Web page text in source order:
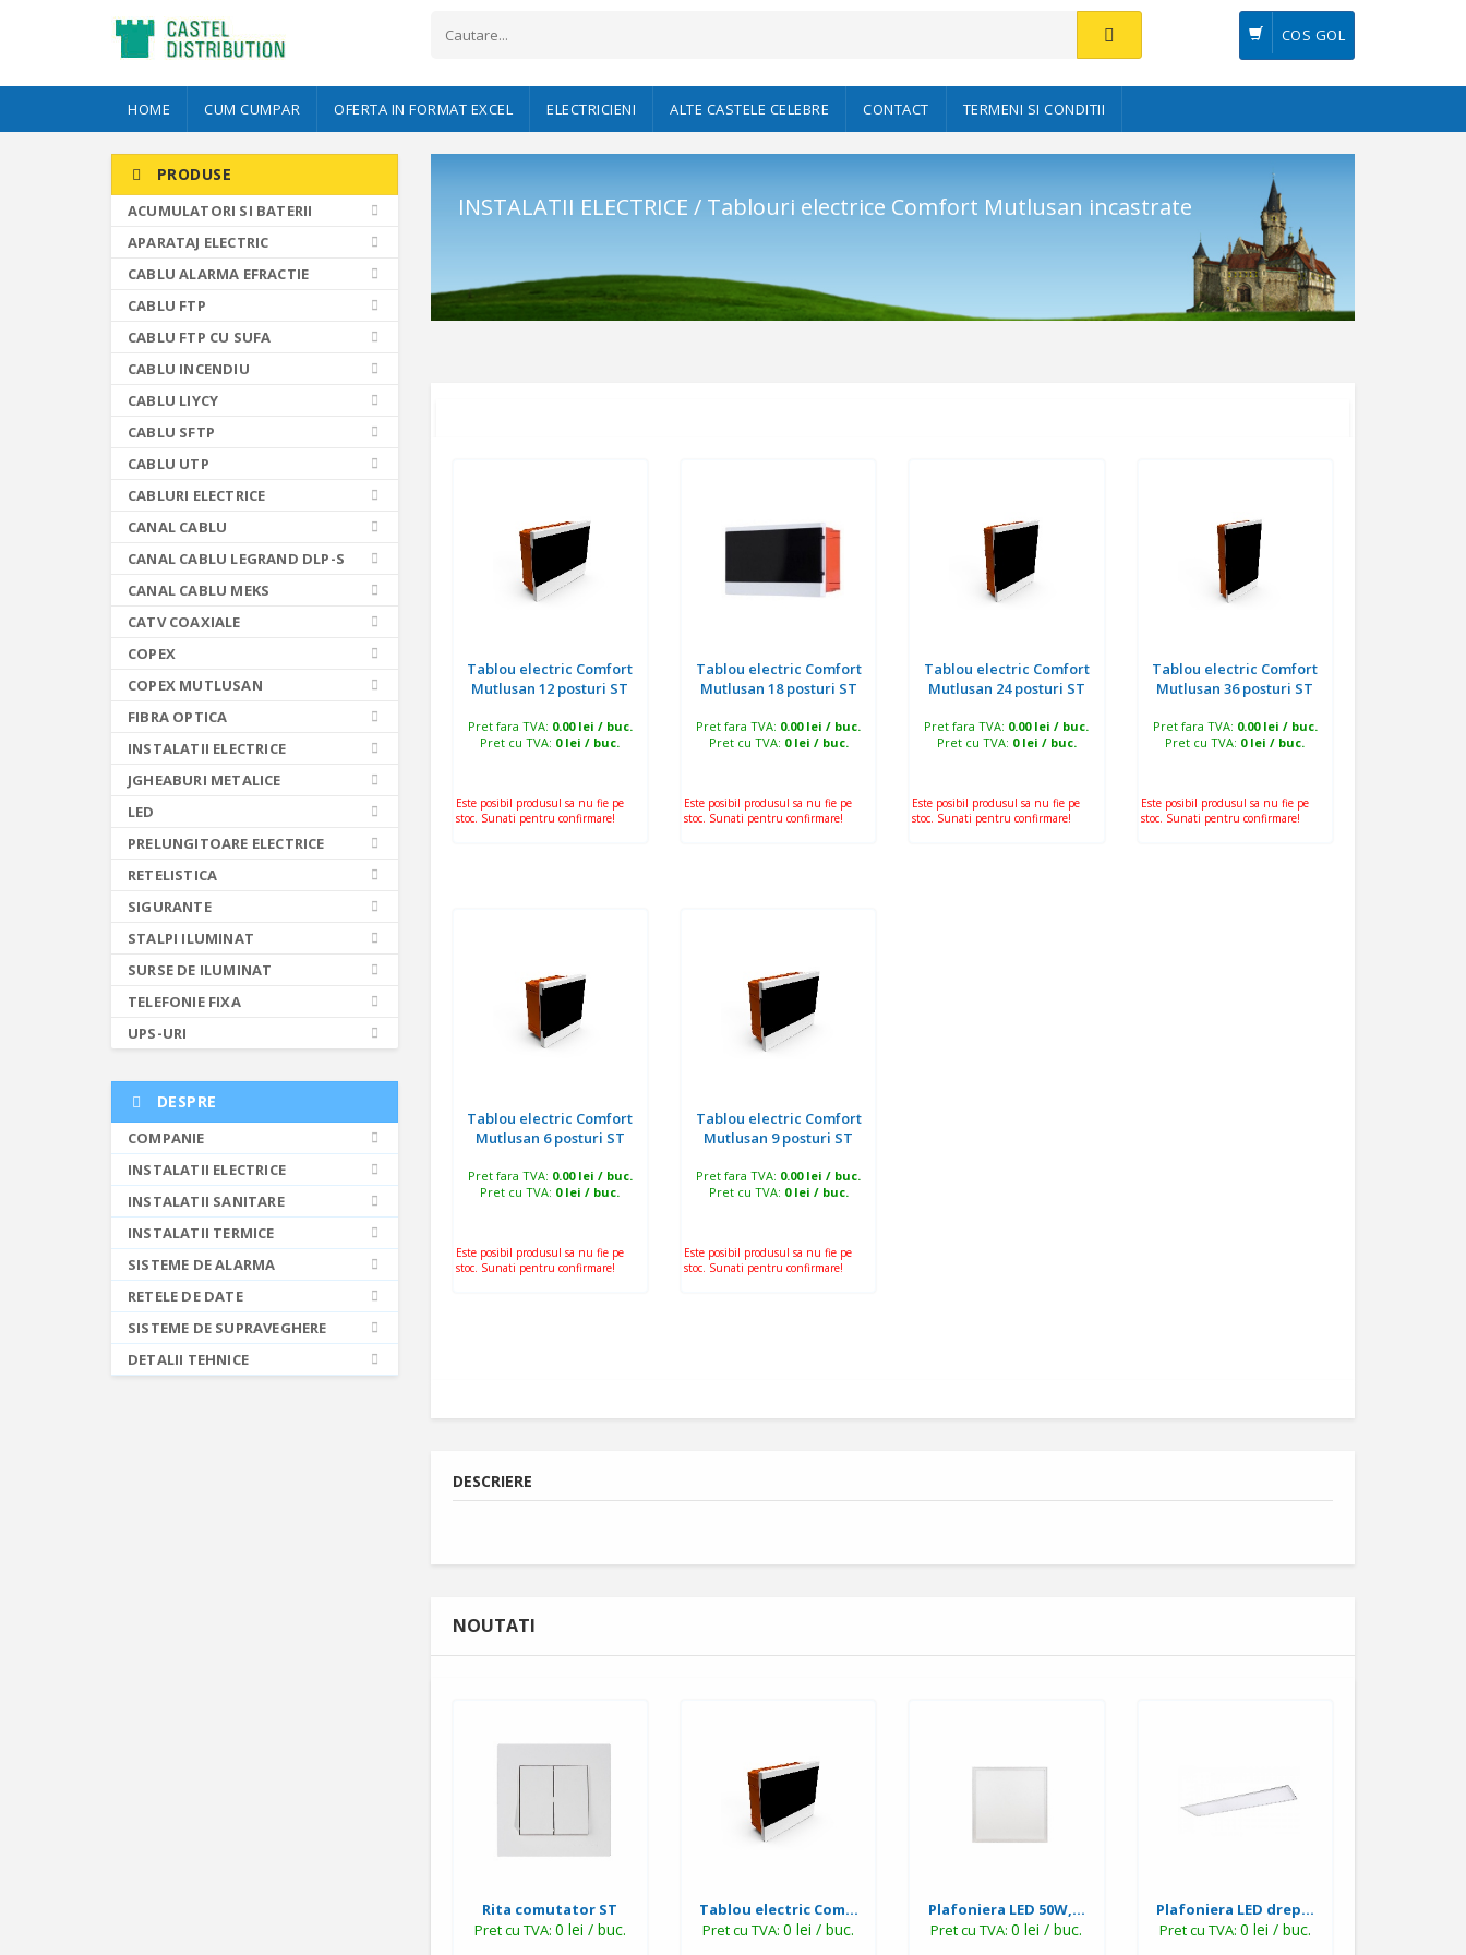
COS GOL
HOME CUM CUMPAR OFERTA IN FORMAT EXCEL ELECTRICIENI ALTE CASTELE CELEBRE CONTACT TERMENI SI CONDITII
PRODUSE
ACUMULATORI SI BATERII
APARATAJ ELECTRIC
CABLU ALARMA EFRACTIE
CABLU FTP
CABLU FTP CU SUFA
CABLU INCENDIU
CABLU LIYCY
CABLU SFTP
CABLU UTP
CABLURI ELECTRICE
CANAL CABLU
CANAL CABLU LEGRAND DLP-S
CANAL CABLU MEKS
CATV COAXIALE
COPEX
COPEX MUTLUSAN
FIBRA OPTICA
INSTALATII ELECTRICE
JGHEABURI METALICE
LED
PRELUNGITOARE ELECTRICE
RETELISTICA
SIGURANTE
STALPI ILUMINAT
SURSE DE ILUMINAT
TELEFONIE FIXA
UPS-URI
DESPRE
COMPANIE
INSTALATII ELECTRICE
INSTALATII SANITARE
INSTALATII TERMICE
SISTEME DE ALARMA
RETELE DE DATE
SISTEME DE SUPRAVEGHERE
DETALII TEHNICE
INSTALATII ELECTRICE / Tablouri electrice Comfort Mutlusan incastrate
Tablou electric Comfort
Mutlusan 12 posturi ST
Pret fara TVA: 0.00 lei / buc.
Pret cu TVA: 0 lei / buc.
Este posibil produsul sa nu fie pe
stoc. Sunati pentru confirmare!
Tablou electric Comfort
Mutlusan 18 posturi ST
Pret fara TVA: 0.00 lei / buc.
Pret cu TVA: 0 lei / buc.
Este posibil produsul sa nu fie pe
stoc. Sunati pentru confirmare!
Tablou electric Comfort
Mutlusan 24 posturi ST
Pret fara TVA: 0.00 lei / buc.
Pret cu TVA: 0 lei / buc.
Este posibil produsul sa nu fie pe
stoc. Sunati pentru confirmare!
Tablou electric Comfort
Mutlusan 36 posturi ST
Pret fara TVA: 0.00 lei / buc.
Pret cu TVA: 0 lei / buc.
Este posibil produsul sa nu fie pe
stoc. Sunati pentru confirmare!
Tablou electric Comfort
Mutlusan 6 posturi ST
Pret fara TVA: 0.00 lei / buc.
Pret cu TVA: 0 lei / buc.
Este posibil produsul sa nu fie pe
stoc. Sunati pentru confirmare!
Tablou electric Comfort
Mutlusan 9 posturi ST
Pret fara TVA: 0.00 lei / buc.
Pret cu TVA: 0 lei / buc.
Este posibil produsul sa nu fie pe
stoc. Sunati pentru confirmare!
DESCRIERE
NOUTATI
Rita comutator ST
Pret cu TVA: 0 lei / buc.
Tablou electric Com...
Pret cu TVA:0 lei / buc.
Plafoniera LED 50W,...
Pret cu TVA:0 lei / buc.
Plafoniera LED drep...
Pret cu TVA: 0 lei / buc.